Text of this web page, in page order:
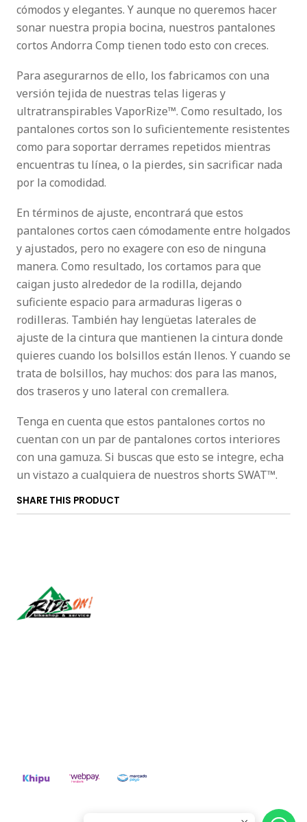
cómodos y elegantes. Y aunque no queremos hacer
sonar nuestra propia bocina, nuestros pantalones
cortos Andorra Comp tienen todo esto con creces.
Para asegurarnos de ello, los fabricamos con una
versión tejida de nuestras telas ligeras y
ultratranspirables VaporRize™. Como resultado, los
pantalones cortos son lo suficientemente resistentes
como para soportar derrames repetidos mientras
encuentras tu línea, o la pierdes, sin sacrificar nada
por la comodidad.
En términos de ajuste, encontrará que estos
pantalones cortos caen cómodamente entre holgados
y ajustados, pero no exagere con eso de ninguna
manera. Como resultado, los cortamos para que
caigan justo alrededor de la rodilla, dejando
suficiente espacio para armaduras ligeras o
rodilleras. También hay lengüetas laterales de
ajuste de la cintura que mantienen la cintura donde
quieres cuando los bolsillos están llenos. Y cuando se
trata de bolsillos, hay muchos: dos para las manos,
dos traseros y uno lateral con cremallera.
Tenga en cuenta que estos pantalones cortos no
cuentan con un par de pantalones cortos interiores
con una gamuza. Si buscas que esto se integre, echa
un vistazo a cualquiera de nuestros shorts SWAT™.
SHARE THIS PRODUCT